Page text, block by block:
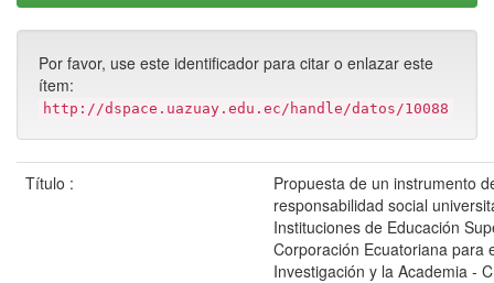
Por favor, use este identificador para citar o enlazar este
ítem:
http://dspace.uazuay.edu.ec/handle/datos/10088
Título :
Propuesta de un instrumento
responsabilidad social
Instituciones de Educación
Corporación Ecuatoriana para
Investigación y la Academia -